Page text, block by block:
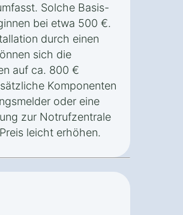
Solche Basis-
bei etwa 500 €.
durch einen
sich die
auf ca. 800 €
Komponenten
oder eine
zur Notrufzentrale
leicht erhöhen.